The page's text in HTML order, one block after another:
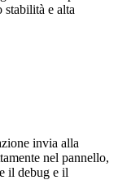
stabilità e alta
invia alla
nel pannello,
il debug e il